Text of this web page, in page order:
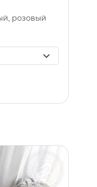
розовый